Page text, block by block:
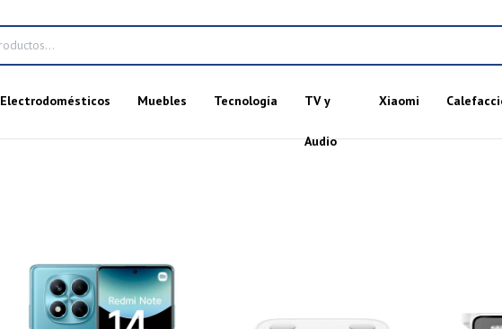
Electrodomésticos Muebles Tecnología TV y
Audio
Xiaomi